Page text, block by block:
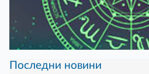
Последни новини